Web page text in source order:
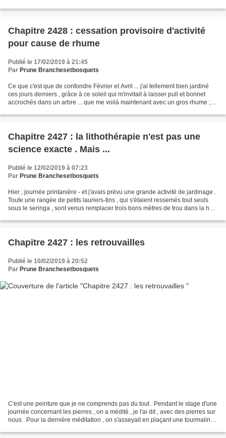
Chapitre 2428 : cessation provisoire d'activité
pour cause de rhume
Publié le 17/02/2019 à 21:45
Par Prune Branchesetbosquets
Ce que c'est que de confondre Février et Avril ... j'ai tellement bien jardiné
ces jours derniers , grâce à ce soleil qui m'invitait à laisser pull et bonnet
accrochés dans un arbre ... que me voilà maintenant avec un gros rhume ;
Chapitre 2427 : la lithothérapie n'est pas une
science exacte . Mais ...
Publié le 12/02/2019 à 07:23
Par Prune Branchesetbosquets
Hier , journée printanière - et j'avais prévu une grande activité de jardinage .
Toute une rangée de petits lauriers-tins , qui s'étaient ressemés tout seuls
sous le seringa , sont venus remplacer trois bons mètres de trou dans la haie
Chapitre 2427 : les retrouvailles
Publié le 10/02/2019 à 20:52
Par Prune Branchesetbosquets
C'est une peinture que je ne comprends pas du tout . Pendant le stage d'une
journée concernant les pierres , on a médité , je l'ai dit , avec des pierres sur
nous . Pour la dernière méditation , on s'asseyait en plaçant une tourmaline